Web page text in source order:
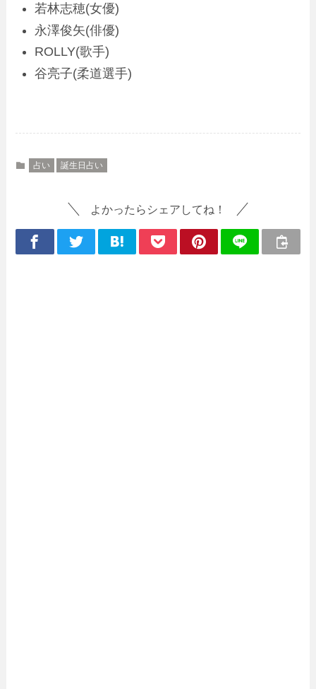
若林志穂(女優)
永澤俊矢(俳優)
ROLLY(歌手)
谷亮子(柔道選手)
占い 誕生日占い
よかったらシェアしてね！